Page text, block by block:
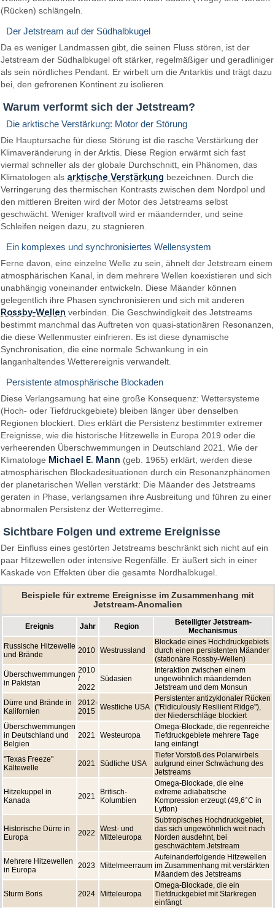
(Rücken) schlängeln.
Der Jetstream auf der Südhalbkugel
Da es weniger Landmassen gibt, die seinen Fluss stören, ist der
Jetstream der Südhalbkugel oft stärker, regelmäßiger und geradliniger
als sein nördliches Pendant. Er wirbelt um die Antarktis und trägt dazu
bei, den gefrorenen Kontinent zu isolieren.
Warum verformt sich der Jetstream?
Die arktische Verstärkung: Motor der Störung
Die Hauptursache für diese Störung ist die rasche Verstärkung der
Klimaveränderung in der Arktis. Diese Region erwärmt sich fast
viermal schneller als der globale Durchschnitt, ein Phänomen, das
Klimatologen als arktische Verstärkung bezeichnen. Durch die
Verringerung des thermischen Kontrasts zwischen dem Nordpol und
den mittleren Breiten wird der Motor des Jetstreams selbst
geschwächt. Weniger kraftvoll wird er mäandernder, und seine
Schleifen neigen dazu, zu stagnieren.
Ein komplexes und synchronisiertes Wellensystem
Ferne davon, eine einzelne Welle zu sein, ähnelt der Jetstream einem
atmosphärischen Kanal, in dem mehrere Wellen koexistieren und sich
unabhängig voneinander entwickeln. Diese Mäander können
gelegentlich ihre Phasen synchronisieren und sich mit anderen
Rossby-Wellen verbinden. Die Geschwindigkeit des Jetstreams
bestimmt manchmal das Auftreten von quasi-stationären Resonanzen,
die diese Wellenmuster einfrieren. Es ist diese dynamische
Synchronisation, die eine normale Schwankung in ein
langanhaltendes Wetterereignis verwandelt.
Persistente atmosphärische Blockaden
Diese Verlangsamung hat eine große Konsequenz: Wettersysteme
(Hoch- oder Tiefdruckgebiete) bleiben länger über denselben
Regionen blockiert. Dies erklärt die Persistenz bestimmter extremer
Ereignisse, wie die historische Hitzewelle in Europa 2019 oder die
verheerenden Überschwemmungen in Deutschland 2021. Wie der
Klimatologe Michael E. Mann (geb. 1965) erklärt, werden diese
atmosphärischen Blockadesituationen durch ein Resonanzphänomen
der planetarischen Wellen verstärkt: Die Mäander des Jetstreams
geraten in Phase, verlangsamen ihre Ausbreitung und führen zu einer
abnormalen Persistenz der Wetterregime.
Sichtbare Folgen und extreme Ereignisse
Der Einfluss eines gestörten Jetstreams beschränkt sich nicht auf ein
paar Hitzewellen oder intensive Regenfälle. Er äußert sich in einer
Kaskade von Effekten über die gesamte Nordhalbkugel.
Beispiele für extreme Ereignisse im Zusammenhang mit
Jetstream-Anomalien
Ereignis Jahr Region
Beteiligter Jetstream-
Mechanismus
Russische Hitzewelle
und Brände
2010 Westrussland
Blockade eines Hochdruckgebiets
durch einen persistenten Mäander
(stationäre Rossby-Wellen)
Überschwemmungen
in Pakistan
2010
/
2022
Südasien
Interaktion zwischen einem
ungewöhnlich mäandernden
Jetstream und dem Monsun
Dürre und Brände in
Kalifornien
2012-
2015 Westliche USA
Persistenter antizyklonaler Rücken
("Ridiculously Resilient Ridge"),
der Niederschläge blockiert
Überschwemmungen
in Deutschland und
Belgien
2021 Westeuropa
Omega-Blockade, die regenreiche
Tiefdruckgebiete mehrere Tage
lang einfängt
"Texas Freeze"
Kältewelle
2021 Südliche USA
Tiefer Vorstoß des Polarwirbels
aufgrund einer Schwächung des
Jetstreams
Hitzekuppel in
Kanada
2021
Britisch-
Kolumbien
Omega-Blockade, die eine
extreme adiabatische
Kompression erzeugt (49,6°C in
Lytton)
Historische Dürre in
Europa
2022
West- und
Mitteleuropa
Subtropisches Hochdruckgebiet,
das sich ungewöhnlich weit nach
Norden ausdehnt, bei
geschwächtem Jetstream
Mehrere Hitzewellen
in Europa
2023 Mittelmeerraum
Aufeinanderfolgende Hitzewellen
im Zusammenhang mit verstärkten
Mäandern des Jetstreams
Sturm Boris 2024 Mitteleuropa
Omega-Blockade, die ein
Tiefdruckgebiet mit Starkregen
einfängt